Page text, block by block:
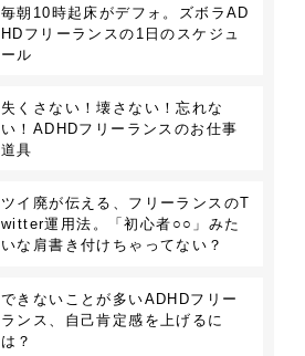
毎朝10時起床がデフォ。ズボラAD
HDフリーランスの1日のスケジュ
ール
失くさない！壊さない！忘れな
い！ADHDフリーランスのお仕事
道具
ツイ廃が伝える、フリーランスのT
witter運用法。「初心者○○」みた
いな肩書き付けちゃってない？
できないことが多いADHDフリー
ランス、自己肯定感を上げるに
は？